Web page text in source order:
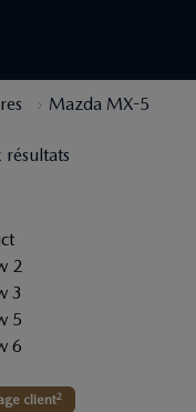
Mazda MX-5
résultats
client2